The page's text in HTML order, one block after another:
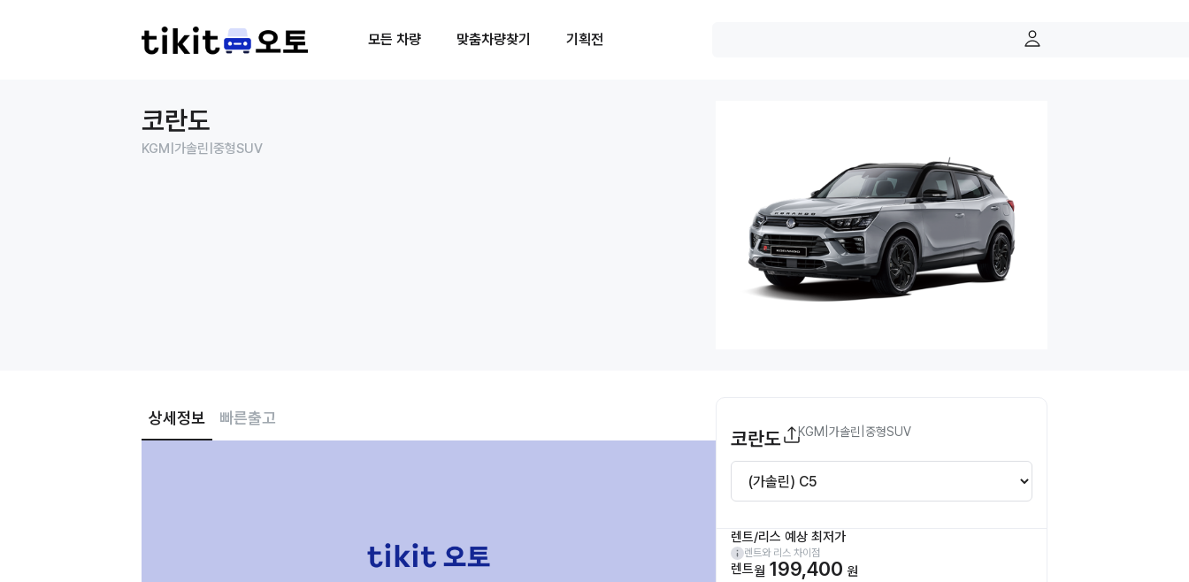
모든 차량 맞춤차량찾기 기획전
코란도
KGM 가솔린 중형SUV
상세정보 빠른출고
코란도 KGM 가솔린 중형SUV
렌트/리스 예상 최저가
렌트와 리스 차이점
렌트월 199,400 원